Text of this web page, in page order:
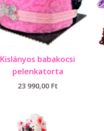
Kislányos babakocsi
pelenkatorta
23 990,00 Ft